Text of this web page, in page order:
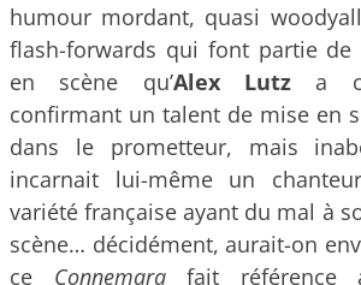
humour mordant, quasi
flash-forwards qui font partie de
en scène qu’Alex Lutz a
confirmant un talent de mise en
dans le prometteur, mais
incarnait lui-même un
variété française ayant du mal à
scène… décidément, aurait-on
ce Connemarafait référence